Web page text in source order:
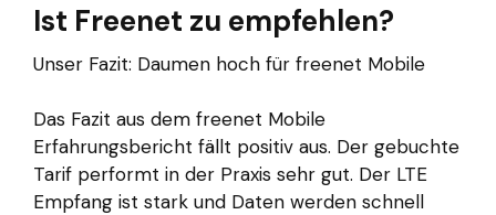
Ist Freenet zu empfehlen?
Unser Fazit: Daumen hoch für freenet Mobile
Das Fazit aus dem freenet Mobile
Erfahrungsbericht fällt positiv aus. Der gebuchte
Tarif performt in der Praxis sehr gut. Der LTE
Empfang ist stark und Daten werden schnell